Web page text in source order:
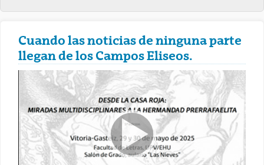
Cuando las noticias de ninguna parte
llegan de los Campos Eliseos.